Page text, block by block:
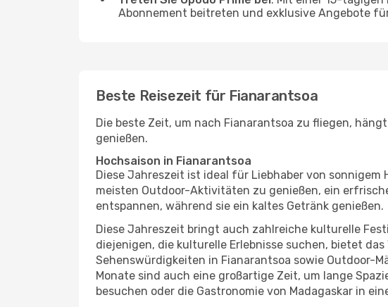
Abonnement beitreten und exklusive Angebote
Beste Reisezeit für Fianarantsoa
Die beste Zeit, um nach Fianarantsoa zu fliegen,
genießen.
Hochsaison in Fianarantsoa
Diese Jahreszeit ist ideal für Liebhaber von sonnigem
meisten Outdoor-Aktivitäten zu genießen, ein
entspannen, während sie ein kaltes Getränk genießen.
Diese Jahreszeit bringt auch zahlreiche kulturelle
diejenigen, die kulturelle Erlebnisse suchen, bietet
Sehenswürdigkeiten in Fianarantsoa sowie Outdoor-
Monate sind auch eine großartige Zeit, um lange
besuchen oder die Gastronomie von Madagaskar in